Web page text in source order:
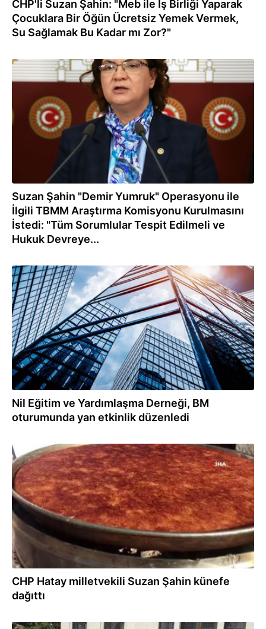
CHP'li Suzan Şahin: "Meb ile İş Birliği Yaparak
Çocuklara Bir Öğün Ücretsiz Yemek Vermek,
Su Sağlamak Bu Kadar mı Zor?"
26.07.2022
Suzan Şahin "Demir Yumruk" Operasyonu ile
İlgili TBMM Araştırma Komisyonu Kurulmasını
İstedi: "Tüm Sorumlular Tespit Edilmeli ve
Hukuk Devreye...
25.03.2022
Nil Eğitim ve Yardımlaşma Derneği, BM
oturumunda yan etkinlik düzenledi
11.12.2021
CHP Hatay milletvekili Suzan Şahin künefe
dağıttı